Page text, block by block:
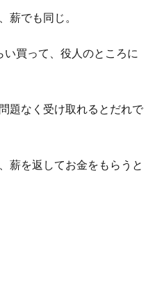
薪でも同じ。
買って、役人のところに
題なく受け取れるとだれで
薪を返してお金をもらうと